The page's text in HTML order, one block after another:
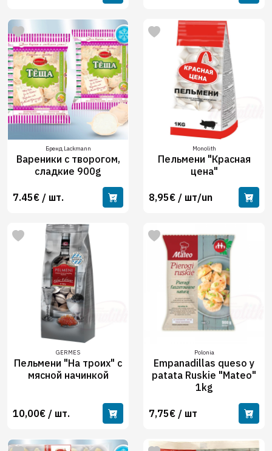
Бренд Lackmann
Вареники с творогом,
сладкие 900g
7.45€ / шт.
Monolith
Пельмени "Красная
цена"
8,95€ / шт/un
GERMES
Пельмени "На троих" с
мясной начинкой
10,00€ / шт.
Polonia
Empanadillas queso y
patata Ruskie "Mateo"
1kg
7,75€ / шт